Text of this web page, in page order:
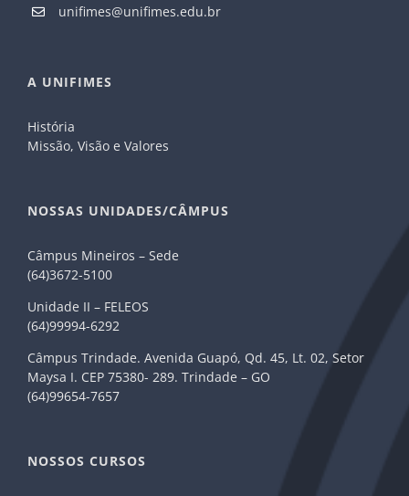
unifimes@unifimes.edu.br
A UNIFIMES
História
Missão, Visão e Valores
NOSSAS UNIDADES/CÂMPUS
Câmpus Mineiros – Sede
(64)3672-5100
Unidade II – FELEOS
(64)99994-6292
Câmpus Trindade. Avenida Guapó, Qd. 45, Lt. 02, Setor
Maysa I. CEP 75380- 289. Trindade – GO
(64)99654-7657
NOSSOS CURSOS